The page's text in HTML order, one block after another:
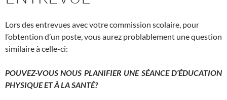
Lors des entrevues avec votre commission scolaire, pour
l’obtention d’un poste, vous aurez problablement une question
similaire à celle-ci:
POUVEZ-VOUS NOUS PLANIFIER UNE SÉANCE D’ÉDUCATION
PHYSIQUE ET À LA SANTÉ?